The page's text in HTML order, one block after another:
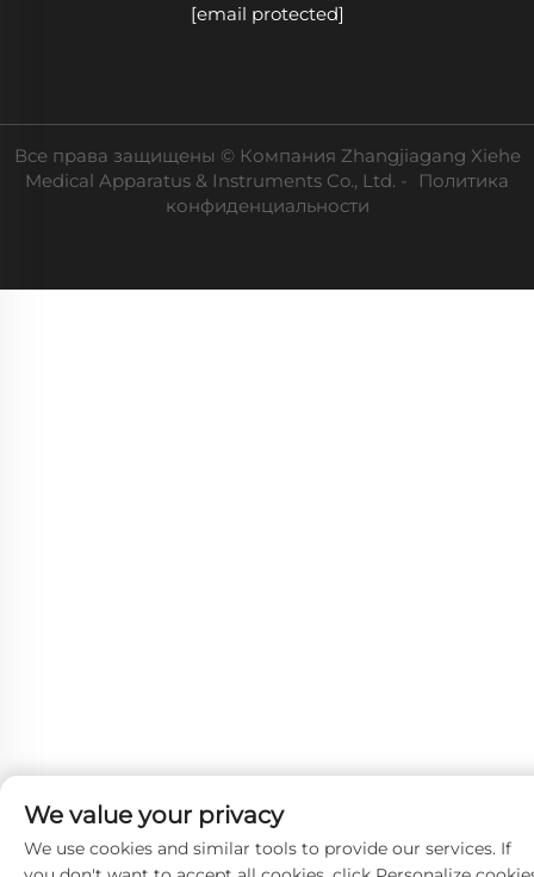
[email protected]
Все права защищены © Компания Zhangjiagang Xiehe
Medical Apparatus & Instruments Co., Ltd. -
Политика
конфиденциальности
We value your privacy
We use cookies and similar tools to provide our services. If